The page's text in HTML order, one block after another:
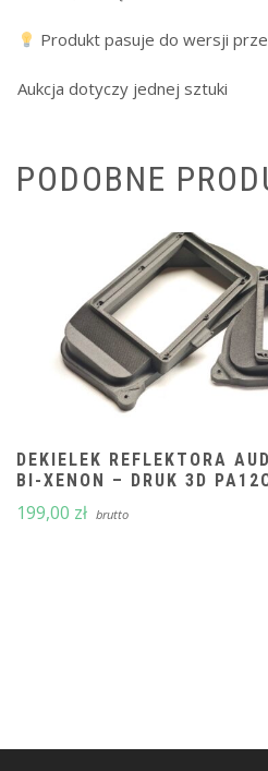
Produkt pasuje do wersji
Aukcja dotyczy jednej sztuki
PODOBNE
DEKIELEK REFLEKTORA
BI-XENON – DRUK 3D
199,00 zł brutto